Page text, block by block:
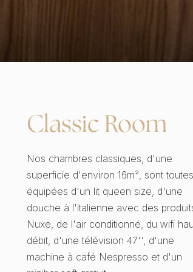
Classic Room
Nos chambres classiques, d'une
superficie d'environ 16m², sont toutes
équipées d'un lit queen size, d'une
douche à l'italienne avec des
Nuxe, de l'air conditionné, du wifi
débit, d'une télévision 47'', d'une
machine à café Nespresso et d'un